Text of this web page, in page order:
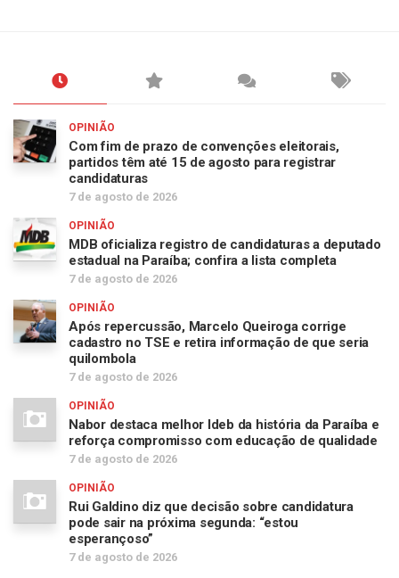
OPINIÃO
Com fim de prazo de convenções eleitorais,
partidos têm até 15 de agosto para registrar
candidaturas
7 de agosto de 2026
OPINIÃO
MDB oficializa registro de candidaturas a deputado
estadual na Paraíba; confira a lista completa
7 de agosto de 2026
OPINIÃO
Após repercussão, Marcelo Queiroga corrige
cadastro no TSE e retira informação de que seria
quilombola
7 de agosto de 2026
OPINIÃO
Nabor destaca melhor Ideb da história da Paraíba e
reforça compromisso com educação de qualidade
7 de agosto de 2026
OPINIÃO
Rui Galdino diz que decisão sobre candidatura
pode sair na próxima segunda: “estou
esperançoso”
7 de agosto de 2026